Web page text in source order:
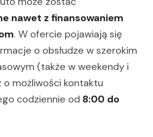
nawet z finansowaniem
. W ofercie pojawiają się
o obsłudze w szerokim
(także w weekendy i
o możliwości kontaktu
codziennie od 8:00 do